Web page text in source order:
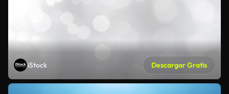
iStock Descargar Gratis